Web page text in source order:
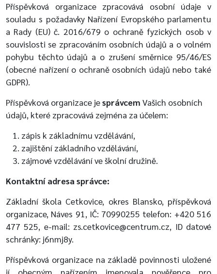
Příspěvková organizace zpracovává osobní údaje v
souladu s požadavky Nařízení Evropského parlamentu
a Rady (EU) č. 2016/679 o ochraně fyzických osob v
souvislosti se zpracováním osobních údajů a o volném
pohybu těchto údajů a o zrušení směrnice 95/46/ES
(obecné nařízení o ochraně osobních údajů nebo také
GDPR).
Příspěvková organizace jesprávcem Vašich osobních
údajů, které zpracovává zejména za účelem:
zápis k základnímu vzdělávání,
zajištění základního vzdělávání,
zájmové vzdělávání ve školní družině.
Kontaktní adresa správce:
Základní škola Cetkovice, okres Blansko, příspěvková
organizace, Náves 91, IČ: 70990255 telefon: +420 516
477 525, e-mail: zs.cetkovice@centrum.cz, ID datové
schránky: j6nmj8y.
Příspěvková organizace na základě povinnosti uložené